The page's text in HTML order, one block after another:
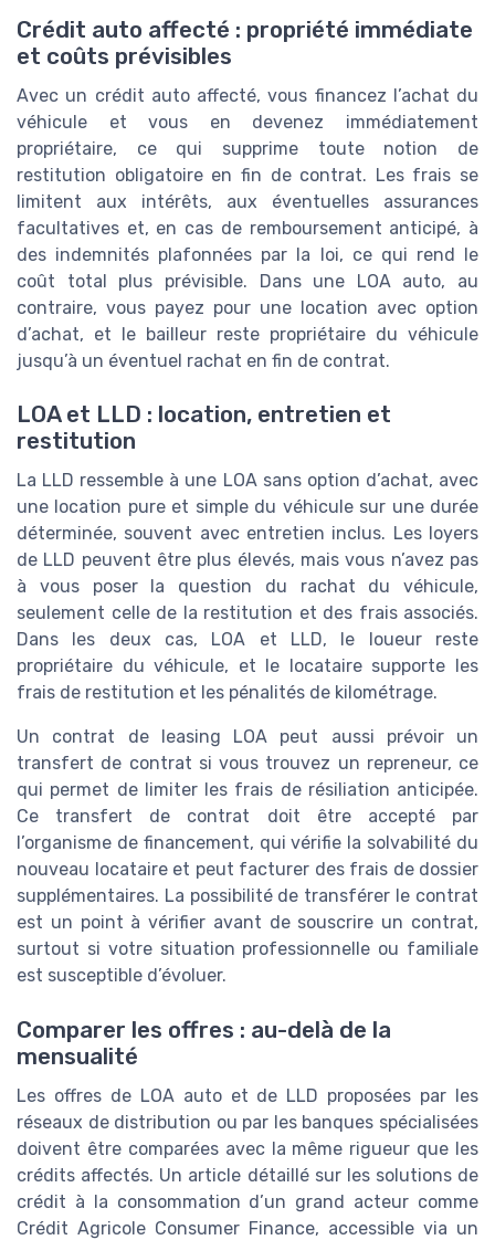
Crédit auto affecté : propriété immédiate
et coûts prévisibles
Avec un crédit auto affecté, vous financez l’achat du
véhicule et vous en devenez immédiatement
propriétaire, ce qui supprime toute notion de
restitution obligatoire en fin de contrat. Les frais se
limitent aux intérêts, aux éventuelles assurances
facultatives et, en cas de remboursement anticipé, à
des indemnités plafonnées par la loi, ce qui rend le
coût total plus prévisible. Dans une LOA auto, au
contraire, vous payez pour une location avec option
d’achat, et le bailleur reste propriétaire du véhicule
jusqu’à un éventuel rachat en fin de contrat.
LOA et LLD : location, entretien et
restitution
La LLD ressemble à une LOA sans option d’achat, avec
une location pure et simple du véhicule sur une durée
déterminée, souvent avec entretien inclus. Les loyers
de LLD peuvent être plus élevés, mais vous n’avez pas
à vous poser la question du rachat du véhicule,
seulement celle de la restitution et des frais associés.
Dans les deux cas, LOA et LLD, le loueur reste
propriétaire du véhicule, et le locataire supporte les
frais de restitution et les pénalités de kilométrage.
Un contrat de leasing LOA peut aussi prévoir un
transfert de contrat si vous trouvez un repreneur, ce
qui permet de limiter les frais de résiliation anticipée.
Ce transfert de contrat doit être accepté par
l’organisme de financement, qui vérifie la solvabilité du
nouveau locataire et peut facturer des frais de dossier
supplémentaires. La possibilité de transférer le contrat
est un point à vérifier avant de souscrire un contrat,
surtout si votre situation professionnelle ou familiale
est susceptible d’évoluer.
Comparer les offres : au-delà de la
mensualité
Les offres de LOA auto et de LLD proposées par les
réseaux de distribution ou par les banques spécialisées
doivent être comparées avec la même rigueur que les
crédits affectés. Un article détaillé sur les solutions de
crédit à la consommation d’un grand acteur comme
Crédit Agricole Consumer Finance, accessible via un